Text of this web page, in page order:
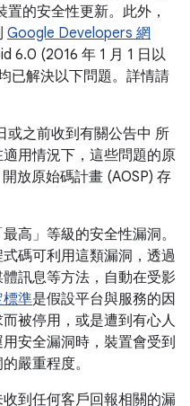
置的安全性更新。此外，
Google Developers 網
6.0 (2016 年 1 月 1 日以
已解決以下問題。詳情請
或之前收到有關公告中 所
用情況下，這些問題的原
放原始碼計畫 (AOSP) 存
高」等級的安全性漏洞。
碼可利用這類漏洞，透過
訊息等方法，自動在受影
標準是假設平台與服務的因
被停用，或是遭到有心人
安全漏洞時，裝置會受到
嚴重程度。
到任何客戶回報相關的漏